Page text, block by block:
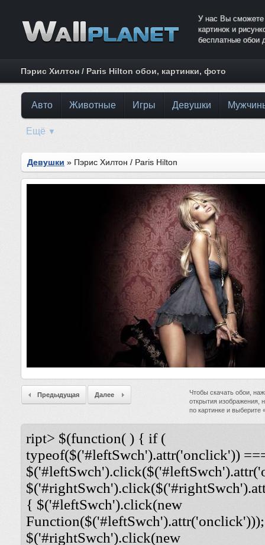
У нас Вы сможете
картинок и
бесплатные обои
Пэрис Хилтон / Paris Hilton обои, картинки, фото
Авто Животные Игры Девушки
Ещё ▼
Девушки » Пэрис Хилтон / Paris Hilton
Чтобы скачать обои,
открытия изображения,
по картинке и
Предыдущая Далее
ript> $(function( ) { if (
typeof($('#leftSwch').attr('onclick'))
{ $('#leftSwch').click(new
Function($('#leftSwch').attr('onclick')));
$('#rightSwch').click(new